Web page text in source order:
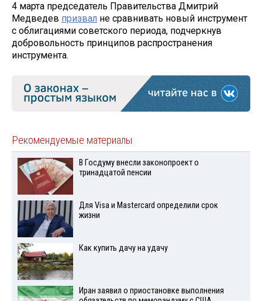
4 марта председатель Правительства Дмитрий
Медведев призвал не сравнивать новый инструмент
с облигациями советского периода, подчеркнув
добровольность принципов распространения
инструмента.
Рекомендуемые материалы
В Госдуму внесли законопроект о
тринадцатой пенсии
Для Visа и Mastercard определили срок
жизни
Как купить дачу на удачу
Иран заявил о приостановке выполнения